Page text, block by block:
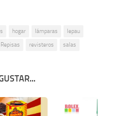
hogar lámparas
lepau
Repisas revisteros salas